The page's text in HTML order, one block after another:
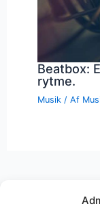
Beatbox:
rytme.
Musik / Af